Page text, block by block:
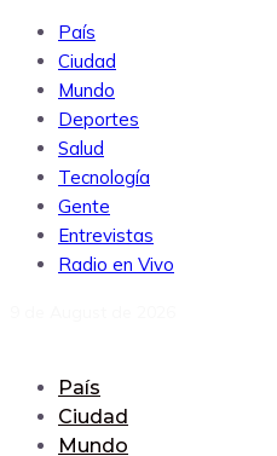
País
Ciudad
Mundo
Deportes
Salud
Tecnología
Gente
Entrevistas
Radio en Vivo
País
Ciudad
Mundo